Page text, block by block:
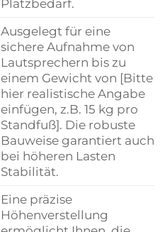
Platzbedarf.
Ausgelegt für eine
sichere Aufnahme von
Lautsprechern bis zu
einem Gewicht von [Bitte
hier realistische Angabe
einfügen, z.B. 15 kg pro
Standfuß]. Die robuste
Bauweise garantiert auch
bei höheren Lasten
Stabilität.
Eine präzise
Höhenverstellung